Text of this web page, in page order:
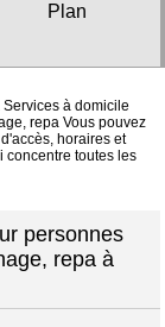
Plan
à domicile
repa Vous pouvez
horaires et
concentre toutes les
personnes
repa à